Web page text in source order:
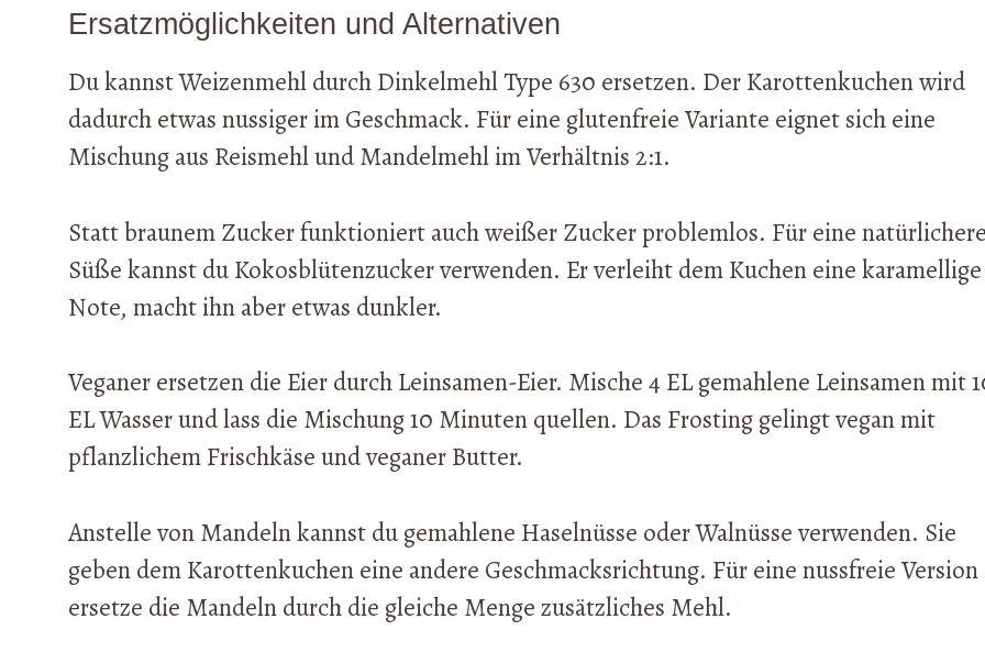
Ersatzmöglichkeiten und Alternativen
Du kannst Weizenmehl durch Dinkelmehl Type 630 ersetzen. Der Karottenkuchen wird
dadurch etwas nussiger im Geschmack. Für eine glutenfreie Variante eignet sich eine
Mischung aus Reismehl und Mandelmehl im Verhältnis 2:1.
Statt braunem Zucker funktioniert auch weißer Zucker problemlos. Für eine
Süße kannst du Kokosblütenzucker verwenden. Er verleiht dem Kuchen eine karamellige
Note, macht ihn aber etwas dunkler.
Veganer ersetzen die Eier durch Leinsamen-Eier. Mische 4 EL gemahlene Leinsamen mit
EL Wasser und lass die Mischung 10 Minuten quellen. Das Frosting gelingt vegan mit
pflanzlichem Frischkäse und veganer Butter.
Anstelle von Mandeln kannst du gemahlene Haselnüsse oder Walnüsse verwenden. Sie
geben dem Karottenkuchen eine andere Geschmacksrichtung. Für eine nussfreie Version
ersetze die Mandeln durch die gleiche Menge zusätzliches Mehl.